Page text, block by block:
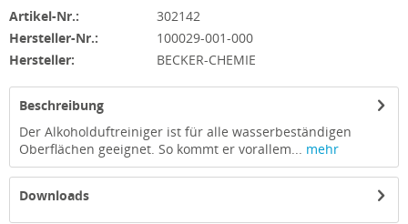
Artikel-Nr.:
302142
Hersteller-Nr.:
100029-001-000
Hersteller:
BECKER-CHEMIE
Beschreibung
Der Alkoholduftreiniger ist für alle wasserbeständigen
Oberflächen geeignet. So kommt er vorallem... mehr
Downloads